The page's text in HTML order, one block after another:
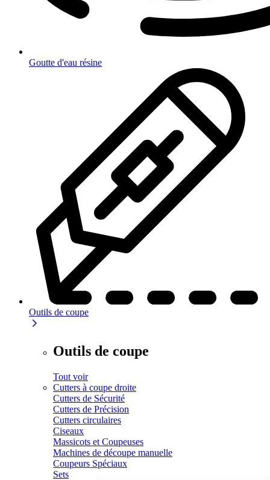
Goutte d'eau résine
Outils de coupe
Outils de coupe
Tout voir
Cutters à coupe droite
Cutters de Sécurité
Cutters de Précision
Cutters circulaires
Ciseaux
Massicots et Coupeuses
Machines de découpe manuelle
Coupeurs Spéciaux
Sets